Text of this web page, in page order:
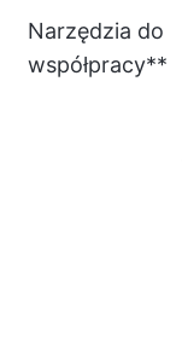
Narzędzia do
współpracy**